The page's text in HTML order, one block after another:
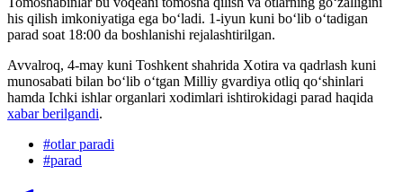
his qilish imkoniyatiga ega boʻladi. 1-iyun kuni boʻlib oʻtadigan
parad soat 18:00 da boshlanishi rejalashtirilgan.
Avvalroq, 4-may kuni Toshkent shahrida Xotira va qadrlash kuni
munosabati bilan boʻlib oʻtgan Milliy gvardiya otliq qo‘shinlari
hamda Ichki ishlar organlari xodimlari ishtirokidagi parad haqida
xabar berilgandi.
#otlar paradi
#parad